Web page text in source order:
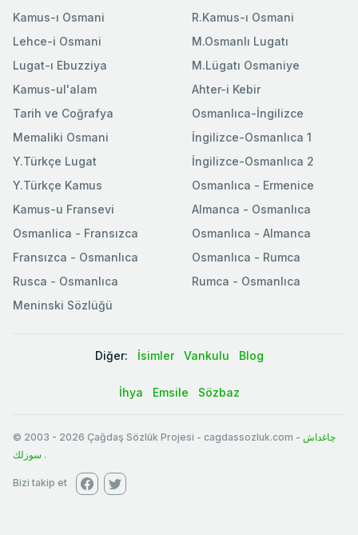
Kamus-ı Osmani
Lehce-i Osmani
Lugat-ı Ebuzziya
R.Kamus-ı Osmani
M.Osmanlı Lugatı
M.Lügatı Osmaniye
Kamus-ul'alam
Tarih ve Coğrafya
Memaliki Osmani
Y.Türkçe Lugat
Y.Türkçe Kamus
Ahter-i Kebir
Osmanlıca-İngilizce
İngilizce-Osmanlıca 1
İngilizce-Osmanlıca 2
Osmanlıca - Ermenice
Kamus-u Fransevi
Osmanlica - Fransızca
Fransızca - Osmanlıca
Rusca - Osmanlıca
Meninski Sözlüğü
Almanca - Osmanlıca
Osmanlıca - Almanca
Osmanlıca - Rumca
Rumca - Osmanlıca
Diğer: İsimler Vankulu Blog
İhya Emsile Sözbaz
© 2003 - 2026 Çağdaş Sözlük Projesi - cagdassozluk.com - چاغداش
سوزلك .
Bizi takip et